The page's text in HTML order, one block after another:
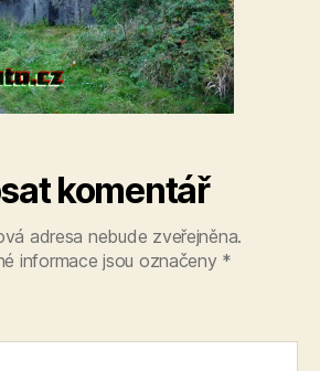
komentář
adresa nebude zveřejněna.
informace jsou označeny *